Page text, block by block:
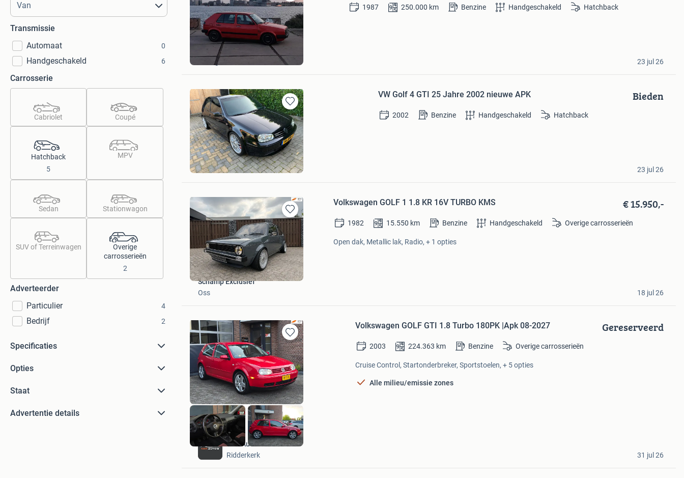
Transmissie
Automaat
0
Handgeschakeld 6
Carrosserie
Cabriolet Coupé
Hatchback
5
MPV
Sedan Stationwagon
SUV of Terreinwagen
Overige
carrosserieën
2
Adverteerder
Particulier
4
Bedrijf 2
Specificaties
Opties
Staat
Advertentie details
Bewaren
in
Mijn
Favorieten
1987 250.000 km Benzine Handgeschakeld Hatchback
Mandy
Bellingwolde
23 jul 26
Bewaren
in
Mijn
Favorieten
VW Golf 4 GTI 25 Jahre 2002 nieuwe APK Bieden
2002 Benzine Handgeschakeld Hatchback
Ronald&Renata.
Britsum
23 jul 26
Bewaren
in
Mijn
Favorieten
Volkswagen GOLF 1 1.8 KR 16V TURBO KMS € 15.950,-
1982 15.550 km Benzine Handgeschakeld Overige carrosserieën
Open dak, Metallic lak, Radio, + 1 opties
Schamp Exclusief
Oss
18 jul 26
Bewaren
in
Mijn
Favorieten
Volkswagen GOLF GTI 1.8 Turbo 180PK |Apk 08-2027 Gereserveerd
2003 224.363 km Benzine Overige carrosserieën
Cruise Control, Startonderbreker, Sportstoelen, + 5 opties
Alle milieu/emissie zones
KSR Auto's
Ridderkerk
31 jul 26